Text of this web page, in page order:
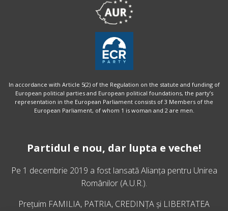
In accordance with Article 5(2) of the Regulation on the statute and funding of
European political parties and European political foundations, the party’s
representation in the European Parliament consists of 3 Members of the
European Parliament, of whom 1 is woman and 2 are men.
Partidul e nou, dar lupta e veche!
Pe 1 decembrie 2019 a fost lansatăAlianța pentru Unirea
Românilor (A.U.R.).
Prețuim FAMILIA, PATRIA, CREDINȚA și LIBERTATEA